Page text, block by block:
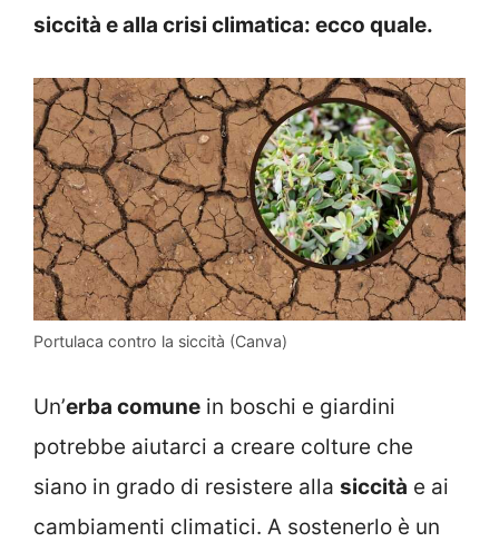
siccità e alla crisi climatica: ecco quale.
Portulaca contro la siccità (Canva)
Un’erba comune in boschi e giardini
potrebbe aiutarci a creare colture che
siano in grado di resistere alla siccità e ai
cambiamenti climatici. A sostenerlo è un